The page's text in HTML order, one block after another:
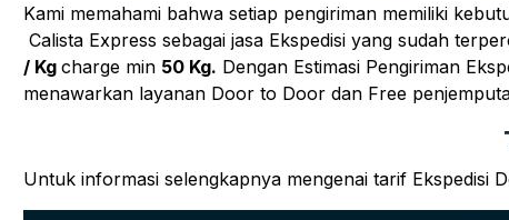
Kami memahami bahwa setiap pengiriman memiliki
Calista Express sebagai jasa Ekspedisi yang sudah
/ Kg charge min 50 Kg. Dengan Estimasi Pengiriman
menawarkan layanan Door to Door dan Free
Untuk informasi selengkapnya mengenai tarif Ekspedisi